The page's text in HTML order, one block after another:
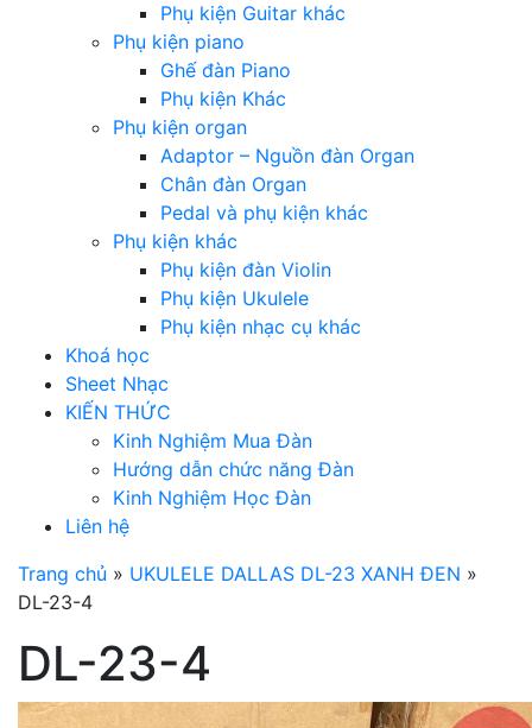
Phụ kiện Guitar khác
Phụ kiện piano
Ghế đàn Piano
Phụ kiện Khác
Phụ kiện organ
Adaptor – Nguồn đàn Organ
Chân đàn Organ
Pedal và phụ kiện khác
Phụ kiện khác
Phụ kiện đàn Violin
Phụ kiện Ukulele
Phụ kiện nhạc cụ khác
Khoá học
Sheet Nhạc
KIẾN THỨC
Kinh Nghiệm Mua Đàn
Hướng dẫn chức năng Đàn
Kinh Nghiệm Học Đàn
Liên hệ
Trang chủ » UKULELE DALLAS DL-23 XANH ĐEN »
DL-23-4
DL-23-4